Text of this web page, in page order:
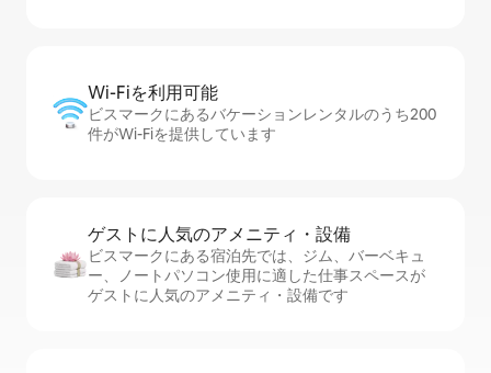
Wi-Fiを利⁠用⁠可⁠能
ビスマークにあるバケーションレンタルのうち200
件がWi-Fiを提供しています
ゲストに人⁠気⁠のア⁠メ⁠ニ⁠テ⁠ィ・設⁠備
ビスマークにある宿泊先では、ジム、バーベキュ
ー、ノートパソコン使用に適した仕事スペースが
ゲストに人気のアメニティ・設備です